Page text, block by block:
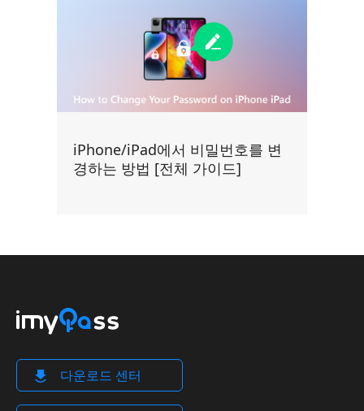
iPhone/iPad에서 비밀번호를 변
경하는 방법 [전체 가이드]
다운로드 센터